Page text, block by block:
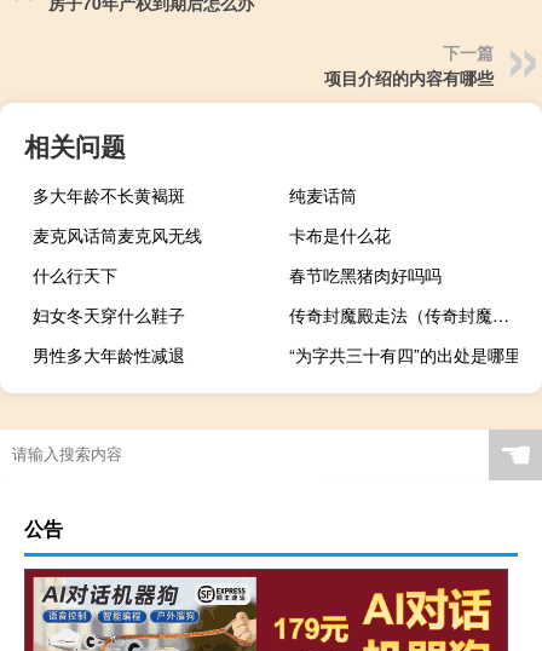
下一篇
项目介绍的内容有哪些
相关问题
多大年龄不长黄褐斑
纯麦话筒
麦克风话筒麦克风无线
卡布是什么花
什么行天下
春节吃黑猪肉好吗吗
妇女冬天穿什么鞋子
传奇封魔殿走法（传奇封魔殿怎么走）
男性多大年龄性减退
“为字共三十有四”的出处是哪里
☚
公告